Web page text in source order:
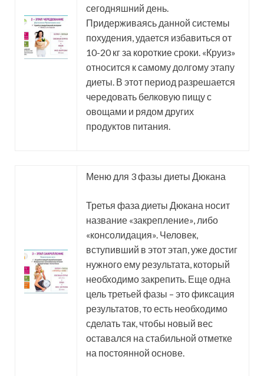
сегодняшний день.
Придерживаясь данной системы
похудения, удается избавиться от
10-20 кг за короткие сроки. «Круиз»
относится к самому долгому этапу
диеты. В этот период разрешается
чередовать белковую пищу с
овощами и рядом других
продуктов питания.
Меню для 3 фазы диеты Дюкана
Третья фаза диеты Дюкана носит
название «закрепление», либо
«консолидация». Человек,
вступивший в этот этап, уже достиг
нужного ему результата, который
необходимо закрепить. Еще одна
цель третьей фазы – это фиксация
результатов, то есть необходимо
сделать так, чтобы новый вес
оставался на стабильной отметке
на постоянной основе.